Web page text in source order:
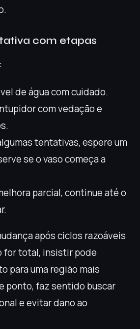
com etapas
de água com cuidado.
com vedação e
tentativas, espere um
se o vaso começa a
parcial, continue até o
após ciclos razoáveis
for total, insistir pode
para uma região mais
ponto, faz sentido buscar
e evitar dano ao